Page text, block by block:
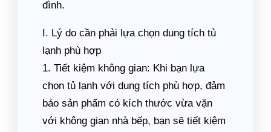
đình.
I. Lý do cần phải lựa chọn dung tích tủ
lạnh phù hợp
1. Tiết kiệm không gian: Khi bạn lựa
chọn tủ lạnh với dung tích phù hợp, đảm
bảo sản phẩm có kích thước vừa vặn
với không gian nhà bếp, bạn sẽ tiết kiệm